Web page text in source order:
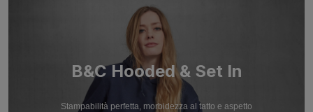
B&C Hooded & Set In
Stampabilità perfetta, morbidezza al tatto e aspetto